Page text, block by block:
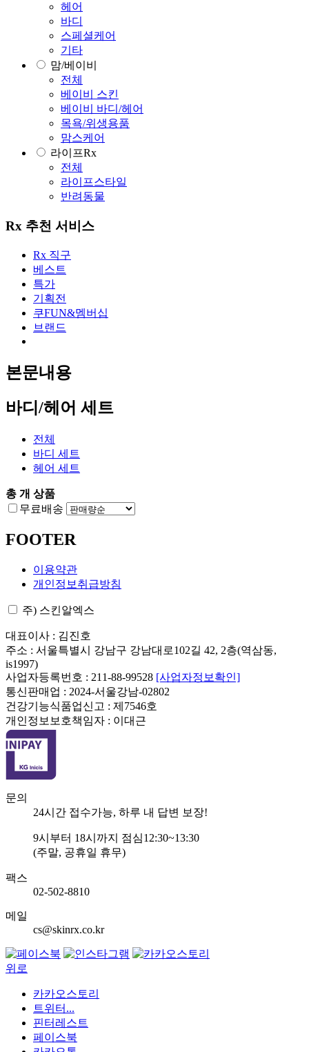
헤어
바디
스페셜케어
기타
맘/베이비
전체
베이비 스킨
베이비 바디/헤어
목욕/위생용품
맘스케어
라이프Rx
전체
라이프스타일
반려동물
Rx 추천 서비스
Rx 직구
베스트
특가
기획전
쿠FUN&멤버십
브랜드
본문내용
바디/헤어 세트
전체
바디 세트
헤어 세트
총 개 상품
무료배송
FOOTER
이용약관
개인정보취급방침
주) 스킨알엑스
대표이사 : 김진호
주소 : 서울특별시 강남구 강남대로102길 42, 2층(역삼동,
is1997)
사업자등록번호 : 211-88-99528 [사업자정보확인]
통신판매업 : 2024-서울강남-02802
건강기능식품업신고 : 제7546호
개인정보보호책임자 : 이대근
문의
24시간 접수가능, 하루 내 답변 보장!
9시부터 18시까지 점심12:30~13:30
(주말, 공휴일 휴무)
팩스
02-502-8810
메일
cs@skinrx.co.kr
위로
카카오스토리
트위터...
핀터레스트
페이스북